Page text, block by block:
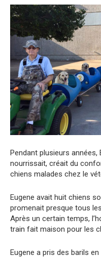
Pendant plusieurs années,
nourrissait, créait du
chiens malades chez le
Eugene avait huit chiens
promenait presque tous
Après un certain temps,
train fait maison pour les
Eugene a pris des barils